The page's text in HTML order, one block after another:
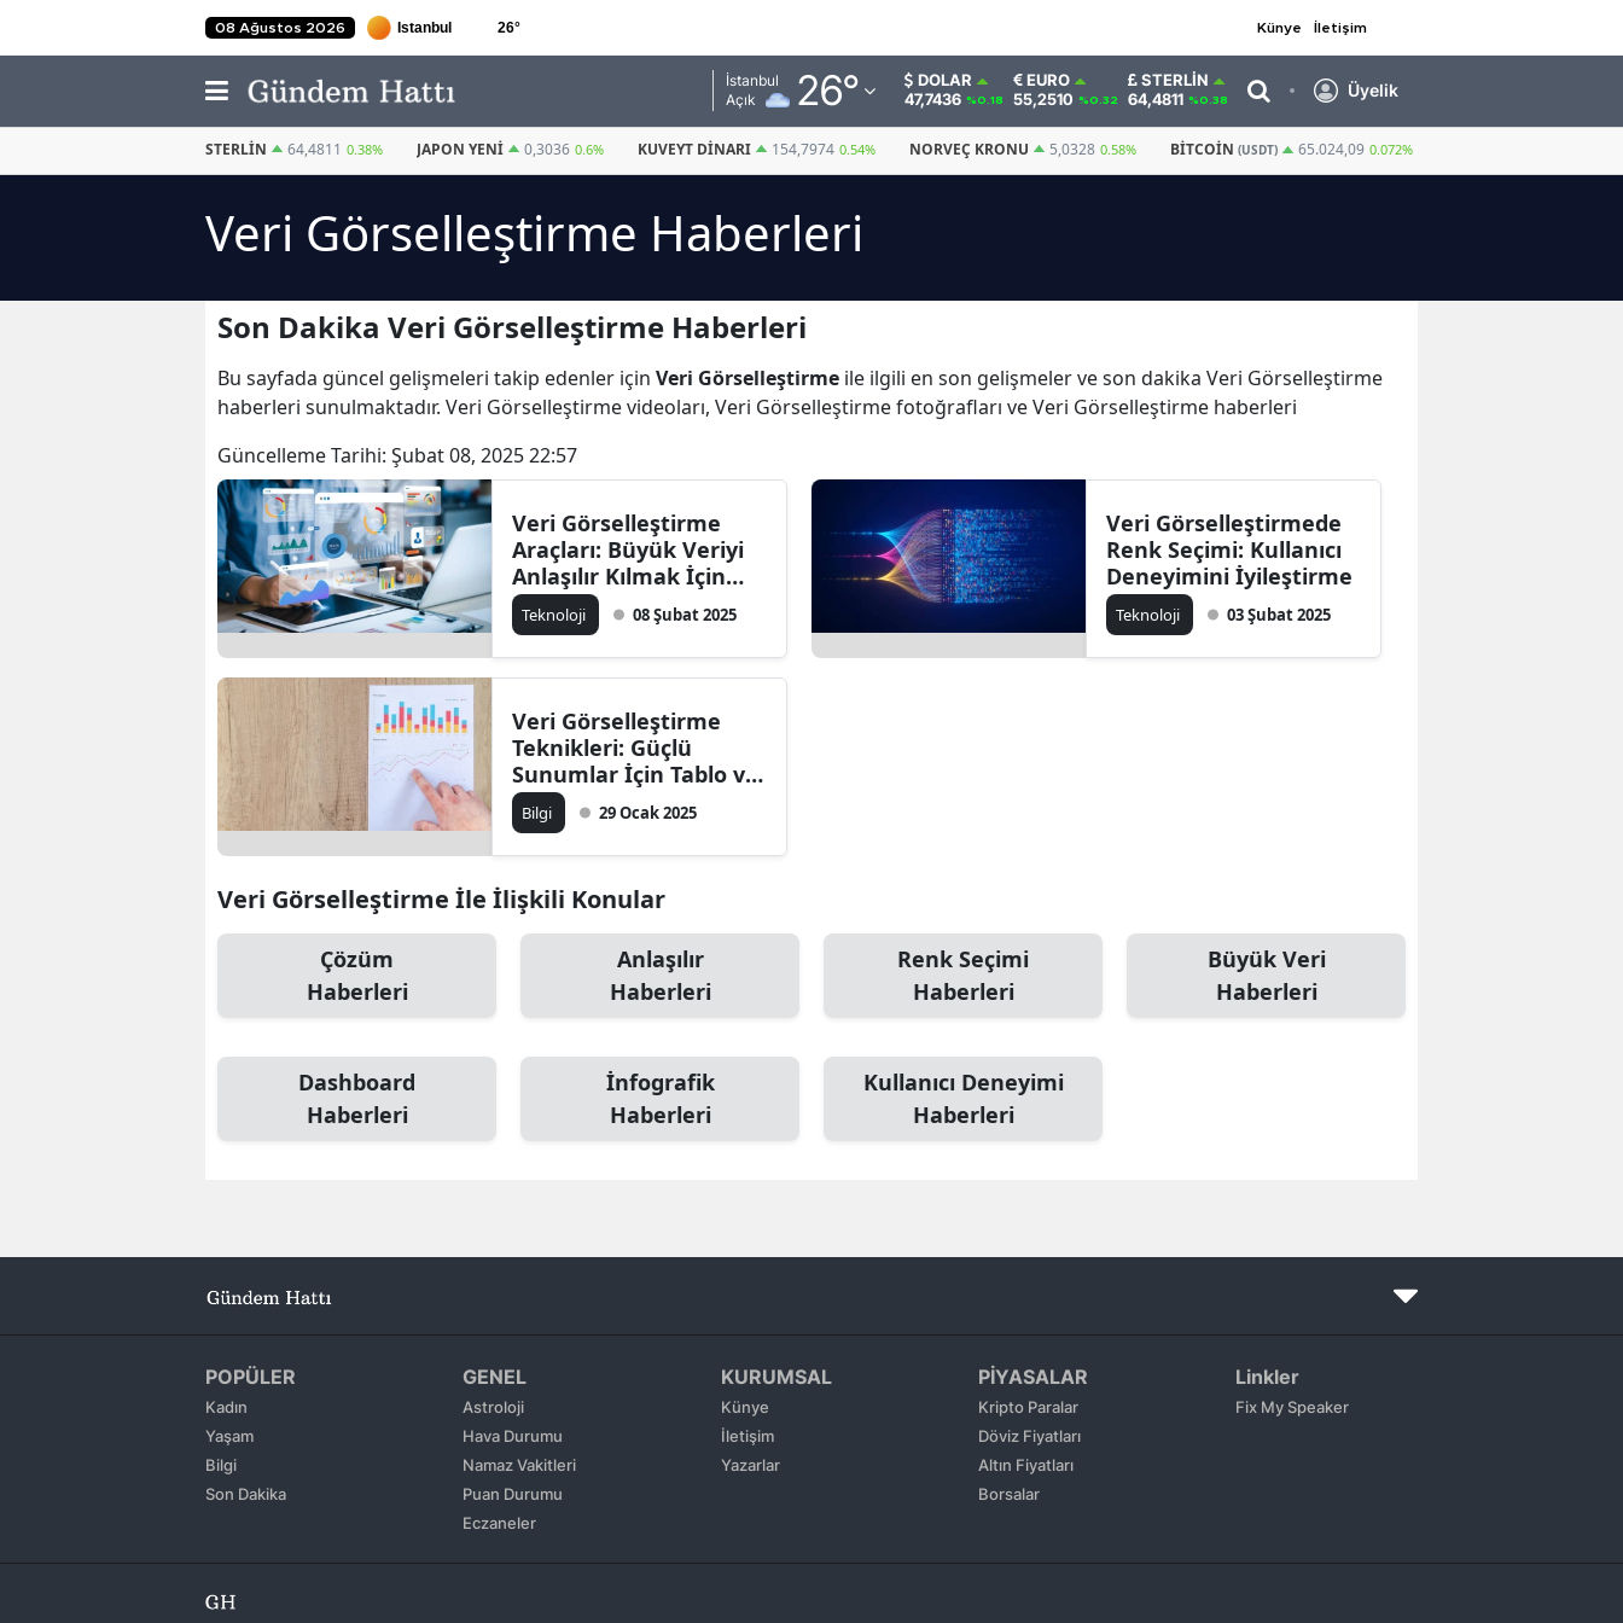
08 Ağustos 2026 26° Künye İletişim
İstanbul
Açık
26°
Adana
Adıyaman
Afyonkarahisar
Ağrı
Ankara
Antalya
Artvin
Bitlis
Çanakkale
Denizli
Diyarbakır
Erzurum
Giresun
Gümüşhane
Hatay
DOLAR
47,7436 %0.18
EURO
55,2510 %0.32
STERLIN
64,4811 %0.38 Üyelik
STERLIN 64,4811 0.38% JAPON YENI 0,3036 0.6% KUVEYT DINARI 154,7974 0.54% NORVEÇ KRONU 5,0328 0.58% BITCOIN (USDT) 65.024,09 0.072%
Veri Görselleştirme Haberleri
Son Dakika Veri Görselleştirme Haberleri
Bu sayfada güncel gelişmeleri takip edenler için Veri Görselleştirme ile ilgili en son gelişmeler ve son dakika Veri Görselleştirme
haberleri sunulmaktadır. Veri Görselleştirme videoları, Veri Görselleştirme fotoğrafları ve Veri Görselleştirme haberleri
Güncelleme Tarihi: Şubat 08, 2025 22:57
Veri Görselleştirme
Araçları: Büyük Veriyi
Anlaşılır Kılmak İçin
Çözümler
Teknoloji 08 Şubat 2025
Veri Görselleştirmede
Renk Seçimi: Kullanıcı
Deneyimini İyileştirme
Teknoloji 03 Şubat 2025
Veri Görselleştirme
Teknikleri: Güçlü
Sunumlar İçin Tablo ve
Grafikler
Bilgi 29 Ocak 2025
Veri Görselleştirme İle İlişkili Konular
Çözüm
Haberleri
Anlaşılır
Haberleri
Renk Seçimi
Haberleri
Büyük Veri
Haberleri
Dashboard
Haberleri
İnfografik
Haberleri
Kullanıcı Deneyimi
Haberleri
POPÜLER
Kadın
Yaşam
Bilgi
Son Dakika
GENEL
Astroloji
Hava Durumu
Namaz Vakitleri
Puan Durumu
Eczaneler
KURUMSAL
Künye
İletişim
Yazarlar
PİYASALAR
Kripto Paralar
Döviz Fiyatları
Altın Fiyatları
Borsalar
Linkler
Fix My Speaker